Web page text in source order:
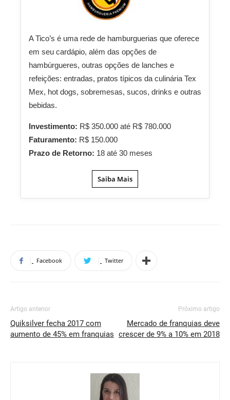
A Tico’s é uma rede de hamburguerias que oferece
em seu cardápio, além das opções de
hambúrgueres, outras opções de lanches e
refeições: entradas, pratos típicos da culinária Tex
Mex, hot dogs, sobremesas, sucos, drinks e outras
bebidas.
Investimento: R$ 350.000 até R$ 780.000
Faturamento: R$ 150.000
Prazo de Retorno: 18 até 30 meses
Saiba Mais
Facebook Twitter
Artigo anterior
Quiksilver fecha 2017 com
aumento de 45% em franquias
Próximo artigo
Mercado de franquias deve
crescer de 9% a 10% em 2018